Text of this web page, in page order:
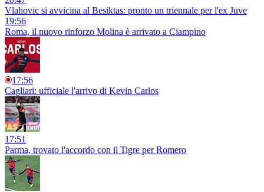
Vlahovic si avvicina al Besiktas: pronto un triennale per l'ex Juve
19:56
Roma, il nuovo rinforzo Molina è arrivato a Ciampino
17:56
Cagliari: ufficiale l'arrivo di Kevin Carlos
17:51
Parma, trovato l'accordo con il Tigre per Romero